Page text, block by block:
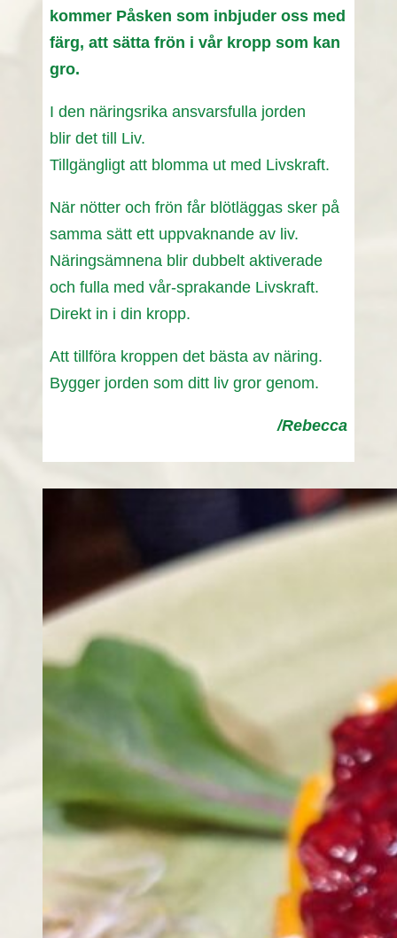
kommer Påsken som inbjuder oss med
färg, att sätta frön i vår kropp som kan
gro.
I den näringsrika ansvarsfulla jorden
blir det till Liv.
Tillgängligt att blomma ut med Livskraft.
När nötter och frön får blötläggas sker på
samma sätt ett uppvaknande av liv.
Näringsämnena blir dubbelt aktiverade
och fulla med vår-sprakande Livskraft.
Direkt in i din kropp.
Att tillföra kroppen det bästa av näring.
Bygger jorden som ditt liv gror genom.
/Rebecca